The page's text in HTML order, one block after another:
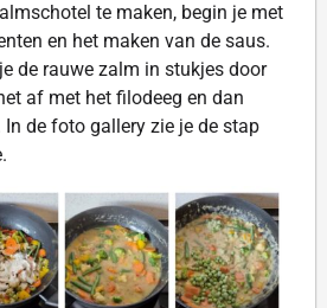
te maken, begin je met
en het maken van de saus.
de rauwe zalm in stukjes door
af met het filodeeg en dan
de foto gallery zie je de stap